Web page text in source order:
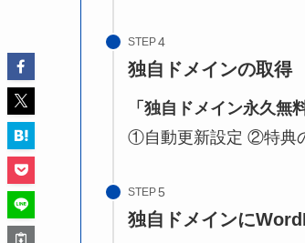
STEP
独自ドメインの取得
「独自ドメイン永久無
①自動更新設定 ②特典
STEP
独自ドメインに